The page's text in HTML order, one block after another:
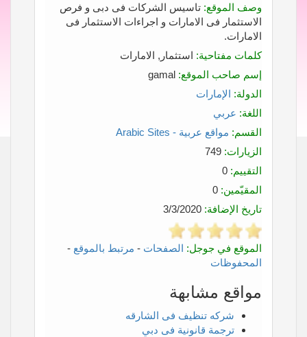
وصف الموقع: تاسيس الشركات فى دبى و فرص
الاستثمار فى الامارات و اجراءات الاستثمار فى
الامارات.
كلمات مفتاحية: استثمار, الامارات
إسم صاحب الموقع:
الدولة: الإمارات
اللغة: عربي
القسم: مواقع عربية - Arabic Sites
الزيارات:
التقييم:
المقيّمين:
تاريخ الإضافة:
الموقع في جوجل: الصفحات - مرتبط بالموقع -
المحفوظات
مواقع مشابهة
شركه تنظيف فى الشارقه
ترجمة قانونية فى دبي